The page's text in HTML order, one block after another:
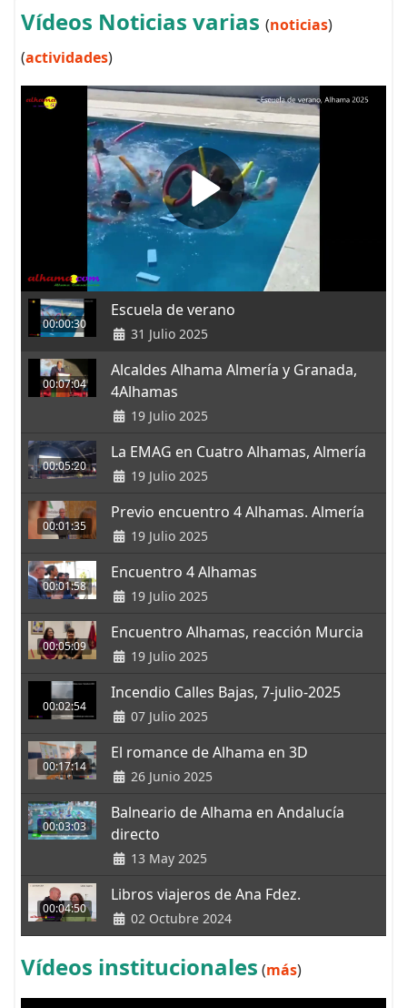
Vídeos Noticias varias (noticias)
(actividades)
00:00:30
Escuela de verano
31 Julio 2025
00:07:04
Alcaldes Alhama Almería y Granada,
4Alhamas
19 Julio 2025
00:05:20
La EMAG en Cuatro Alhamas, Almería
19 Julio 2025
00:01:35
Previo encuentro 4 Alhamas. Almería
19 Julio 2025
00:01:58
Encuentro 4 Alhamas
19 Julio 2025
00:05:09
Encuentro Alhamas, reacción Murcia
19 Julio 2025
00:02:54
Incendio Calles Bajas, 7-julio-2025
07 Julio 2025
00:17:14
El romance de Alhama en 3D
26 Junio 2025
00:03:03
Balneario de Alhama en Andalucía
directo
13 May 2025
00:04:50
Libros viajeros de Ana Fdez.
02 Octubre 2024
Vídeos institucionales (más)